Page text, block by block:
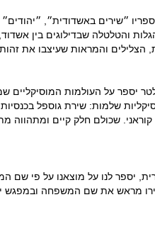
״שירים באשדודית״, ״יהודים״
והטלטלה שבדילוגים בין אשדוד,
הצלילים והמראות שעיצבו את
יספר על העולמות
שלמות: שירת גוספל
קוראני. שכולם חלק קיים ומתהווה
יספר לנו על מוצאנו על פי שם
מראש את שם המשפחה ובמפגש